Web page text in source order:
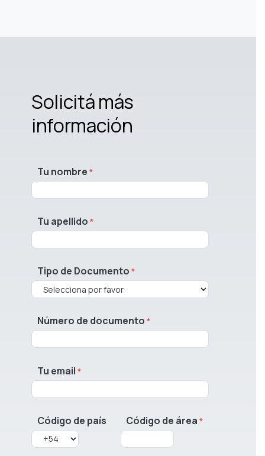
Solicitá más
información
Tu nombre
Tu apellido
Tipo de Documento
Número de documento
Tu email
Código de país Código de área